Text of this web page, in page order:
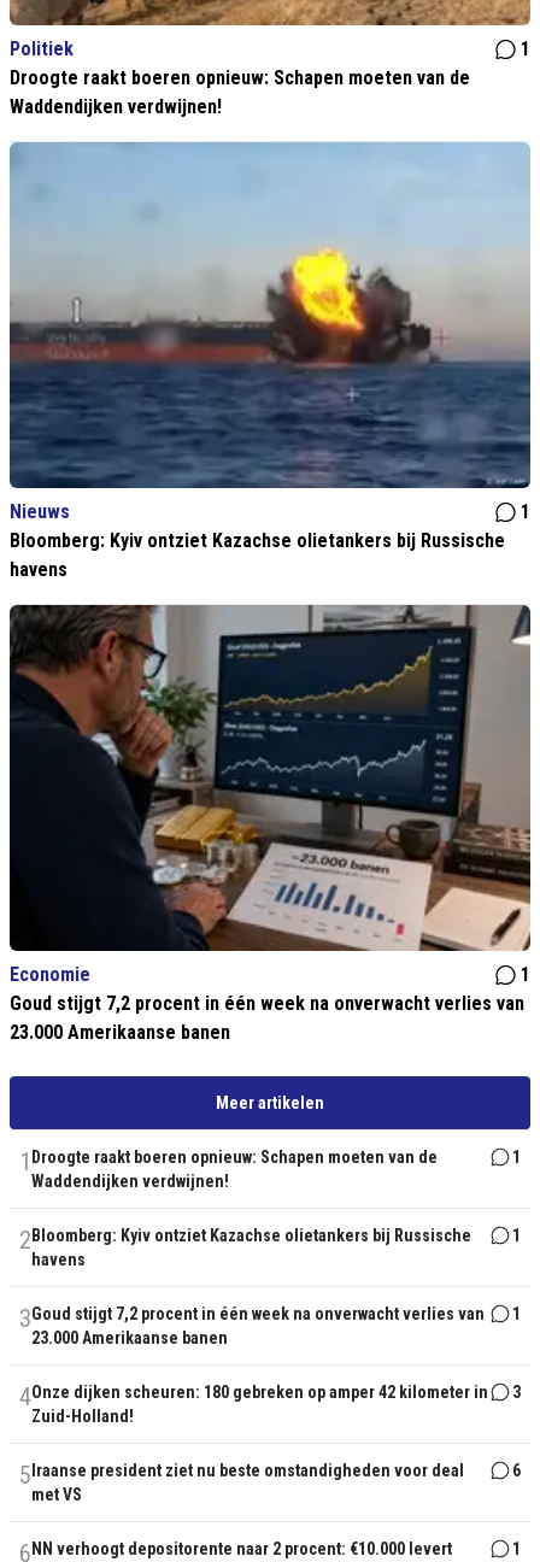
Politiek
1
Droogte raakt boeren opnieuw: Schapen moeten van de
Waddendijken verdwijnen!
Nieuws
1
Bloomberg: Kyiv ontziet Kazachse olietankers bij Russische
havens
Economie
1
Goud stijgt 7,2 procent in één week na onverwacht verlies van
23.000 Amerikaanse banen
Meer artikelen
1 Droogte raakt boeren opnieuw: Schapen moeten van de
Waddendijken verdwijnen!
1
2 Bloomberg: Kyiv ontziet Kazachse olietankers bij Russische
havens
1
3Goud stijgt 7,2 procent in één week na onverwacht verlies van
23.000 Amerikaanse banen
1
4Onze dijken scheuren: 180 gebreken op amper 42 kilometer in
Zuid-Holland!
3
5 Iraanse president ziet nu beste omstandigheden voor deal
met VS
6
6 NN verhoogt depositorente naar 2 procent: €10.000 levert 1